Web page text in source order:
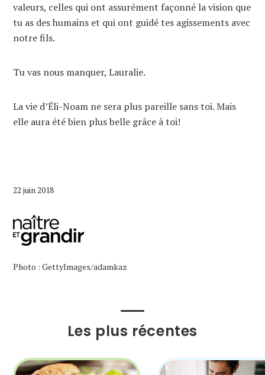
valeurs, celles qui ont assurément façonné la vision que
tu as des humains et qui ont guidé tes agissements avec
notre fils.
Tu vas nous manquer, Lauralie.
La vie d’Éli-Noam ne sera plus pareille sans toi. Mais
elle aura été bien plus belle grâce à toi!
22 juin 2018
Photo : GettyImages/adamkaz
Les plus récentes